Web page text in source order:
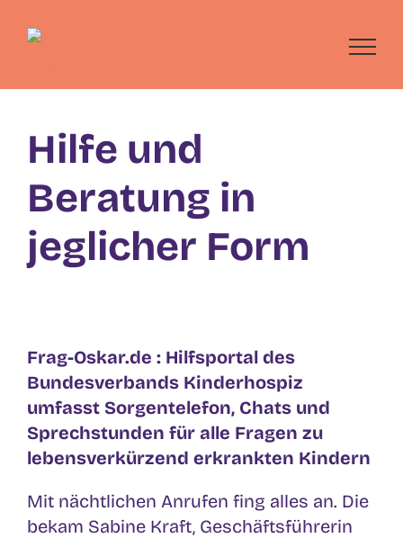
Hilfe und
Beratung in
jeglicher Form
Frag-Oskar.de : Hilfsportal des
Bundesverbands Kinderhospiz
umfasst Sorgentelefon, Chats und
Sprechstunden für alle Fragen zu
lebensverkürzend erkrankten Kindern
Mit nächtlichen Anrufen fing alles an. Die
bekam Sabine Kraft, Geschäftsführerin